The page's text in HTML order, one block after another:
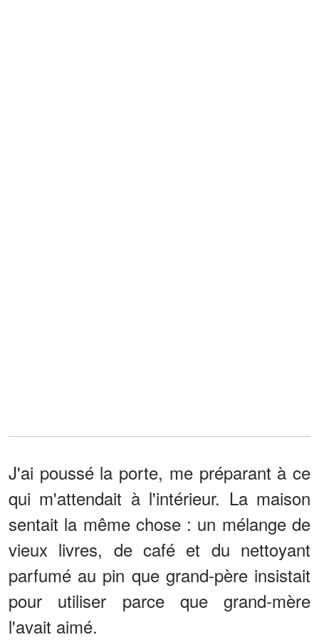
J'ai poussé la porte, me préparant à ce
qui m'attendait à l'intérieur. La maison
sentait la même chose : un mélange de
vieux livres, de café et du nettoyant
parfumé au pin que grand-père insistait
pour utiliser parce que grand-mère
l'avait aimé.